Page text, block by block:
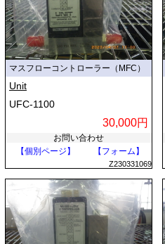
マスフローコントローラー（MFC）
Unit
UFC-1100
30,000円
お問い合わせ
【個別ページ】
【フォーム】
Z230331069